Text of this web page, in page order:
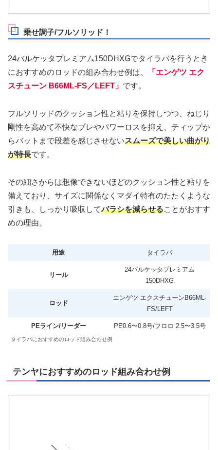
乗せ調子/フルソリッド！
24バルケッタプレミアム150DHXGでタイラバを行うとき
におすすめのロッドの組み合わせ例は、
「エンゲツ エク
スチューン B66ML-FS／LEFT」 です。
フルソリッドのクッション性と粘りを保持しつつ、ねじり
剛性を高めて不快なブレやパワーロスを抑え、ティップか
らバットまで段差を感じさせないスムーズで美しい曲がり
が特長です。
その細さからは想像できないほどのクッション性と粘りを
備えており、サイズに関係なくマダイ特有のたたくような
引きも、しっかり吸収してバラシを減らせることがおすす
めの理由。
用途 タイラバ
リール
24バルケッタプレミアム
150DHXG
ロッド
エンゲツ エクスチューンB66ML-
FS/LEFT
PEライン/リーダー PE0.6〜0.8号/フロロ 2.5〜3.5号
タイラバにおすすめのロッド組み合わせ例
テンヤにおすすめのロッド組み合わせ例